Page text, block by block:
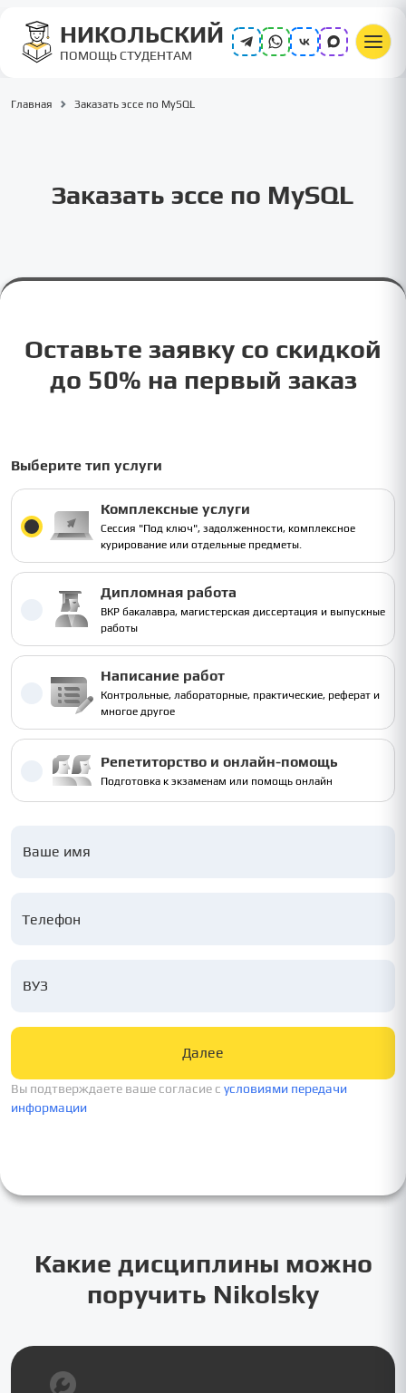
НИКОЛЬСКИЙ
ПОМОЩЬ СТУДЕНТАМ
Главная Заказать эссе по MySQL
Заказать эссе по MySQL
Оставьте заявку со скидкой
до 50% на первый заказ
Выберите тип услуги
Комплексные услуги
Сессия "Под ключ", задолженности, комплексное
курирование или отдельные предметы.
Дипломная работа
ВКР бакалавра, магистерская диссертация и выпускные
работы
Написание работ
Контрольные, лабораторные, практические, реферат и
многое другое
Репетиторство и онлайн-помощь
Подготовка к экзаменам или помощь онлайн
Ваше имя
ВУЗ
Вы подтверждаете ваше согласие c условиями передачи
информации
Далее
Какие дисциплины можно
поручить Nikolsky